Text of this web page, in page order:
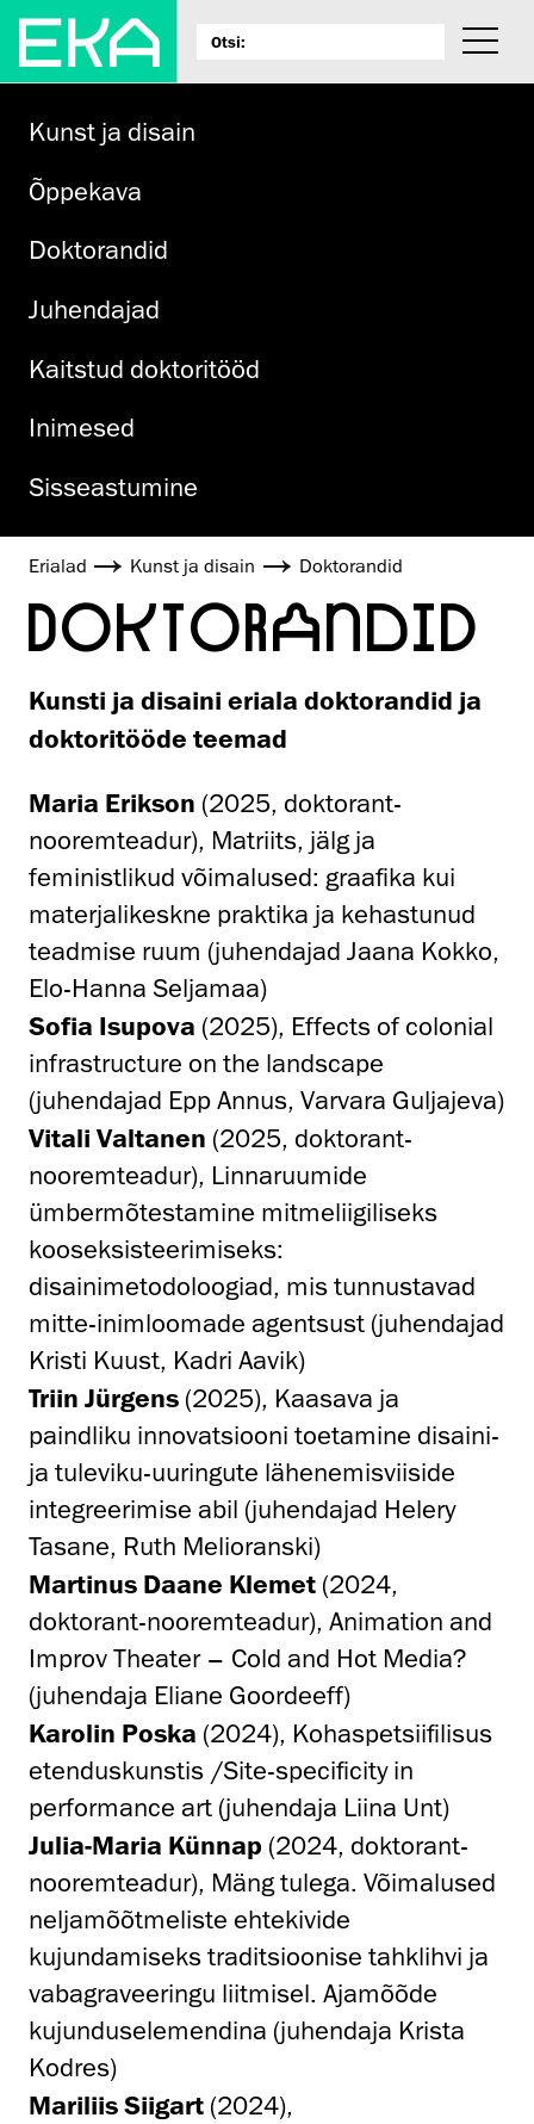
Kunst ja disain
Õppekava
Doktorandid
Juhendajad
Kaitstud doktoritööd
Inimesed
Sisseastumine
Erialad Kunst ja disain Doktorandid
DOKTORANDID
Kunsti ja disaini eriala doktorandid ja
doktoritööde teemad
Maria Erikson (2025, doktorant-
nooremteadur), Matriits, jälg ja
feministlikud võimalused: graafika kui
materjalikeskne praktika ja kehastunud
teadmise ruum (juhendajad Jaana Kokko,
Elo-Hanna Seljamaa)
Sofia Isupova (2025), Effects of colonial
infrastructure on the landscape
(juhendajad Epp Annus, Varvara Guljajeva)
Vitali Valtanen (2025, doktorant-
nooremteadur), Linnaruumide
ümbermõtestamine mitmeliigiliseks
kooseksisteerimiseks:
disainimetodoloogiad, mis tunnustavad
mitte-inimloomade agentsust (juhendajad
Kristi Kuust, Kadri Aavik)
Triin Jürgens (2025), Kaasava ja
paindliku innovatsiooni toetamine disaini-
ja tuleviku-uuringute lähenemisviiside
integreerimise abil (juhendajad Helery
Tasane, Ruth Melioranski)
Martinus Daane Klemet (2024,
doktorant-nooremteadur), Animation and
Improv Theater – Cold and Hot Media?
(juhendaja Eliane Goordeeff)
Karolin Poska (2024), Kohaspetsiifilisus
etenduskunstis /Site-specificity in
performance art (juhendaja Liina Unt)
Julia-Maria Künnap (2024, doktorant-
nooremteadur), Mäng tulega. Võimalused
neljamõõtmeliste ehtekivide
kujundamiseks traditsioonise tahklihvi ja
vabagraveeringu liitmisel. Ajamõõde
kujunduselemendina (juhendaja Krista
Kodres)
Mariliis Siigart (2024),